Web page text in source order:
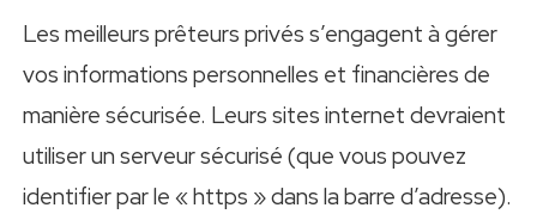
Les meilleurs prêteurs privés s’engagent à gérer
vos informations personnelles et financières de
manière sécurisée. Leurs sites internet devraient
utiliser un serveur sécurisé (que vous pouvez
identifier par le « https » dans la barre d’adresse).